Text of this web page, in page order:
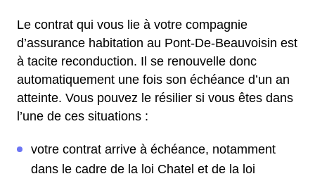
Le contrat qui vous lie à votre compagnie
d’assurance habitation au Pont-De-Beauvoisin est
à tacite reconduction. Il se renouvelle donc
automatiquement une fois son échéance d’un an
atteinte. Vous pouvez le résilier si vous êtes dans
l’une de ces situations :
votre contrat arrive à échéance, notamment
dans le cadre de la loi Chatel et de la loi